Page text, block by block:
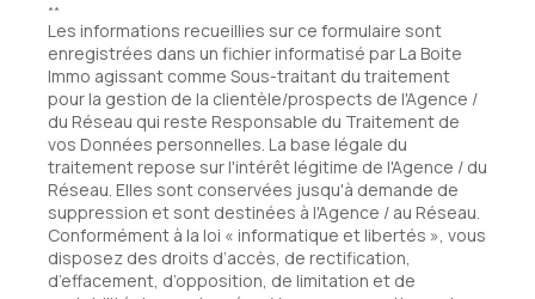
**
Les informations recueillies sur ce formulaire sont
enregistrées dans un fichier informatisé par La Boite
Immo agissant comme Sous-traitant du traitement
pour la gestion de la clientèle/prospects de l'Agence /
du Réseau qui reste Responsable du Traitement de
vos Données personnelles. La base légale du
traitement repose sur l'intérêt légitime de l'Agence / du
Réseau. Elles sont conservées jusqu'à demande de
suppression et sont destinées à l'Agence / au Réseau.
Conformément à la loi « informatique et libertés », vous
disposez des droits d’accès, de rectification,
d’effacement, d’opposition, de limitation et de